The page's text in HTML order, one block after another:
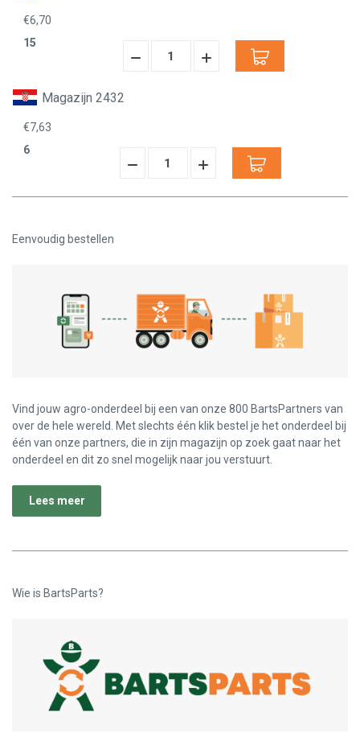
€6,70
15
Hoeveelheid
Hoeveelheid
Magazijn 2432
€7,63
6
Hoeveelheid
Verminderen:
Hoeveelheid
verhogen:
Eenvoudig bestellen
Vind jouw agro-onderdeel bij een van onze 800 BartsPartners van
over de hele wereld. Met slechts één klik bestel je het onderdeel bij
één van onze partners, die in zijn magazijn op zoek gaat naar het
onderdeel en dit zo snel mogelijk naar jou verstuurt.
Lees meer
Wie is BartsParts?